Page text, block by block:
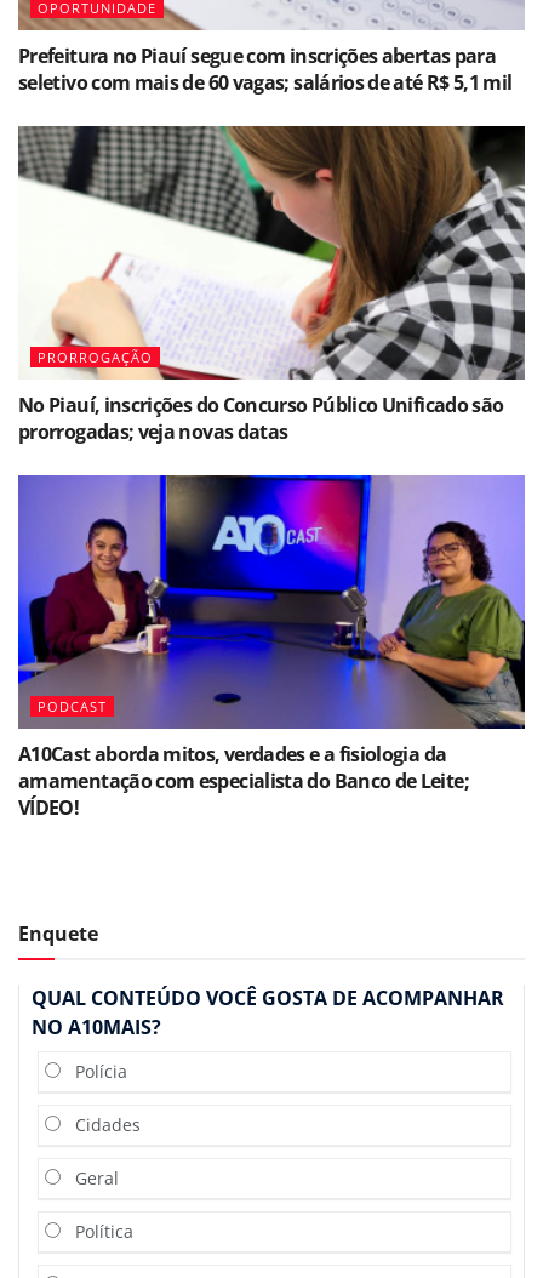
OPORTUNIDADE
Prefeitura no Piauí segue com inscrições abertas para
seletivo com mais de 60 vagas; salários de até R$ 5,1 mil
PRORROGAÇÃO
No Piauí, inscrições do Concurso Público Unificado são
prorrogadas; veja novas datas
PODCAST
A10Cast aborda mitos, verdades e a fisiologia da
amamentação com especialista do Banco de Leite;
VÍDEO!
Enquete
QUAL CONTEÚDO VOCÊ GOSTA DE ACOMPANHAR
NO A10MAIS?
Polícia
Cidades
Geral
Política